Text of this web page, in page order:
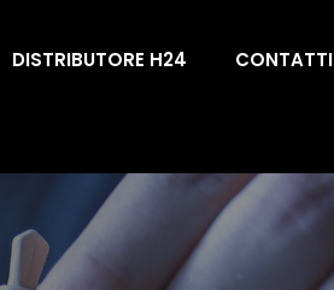
DISTRIBUTORE H24 CONTATTI